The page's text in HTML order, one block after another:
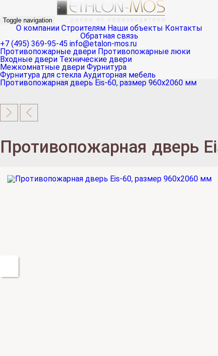
Toggle navigation
О компании Строителям Наши объекты Контакты
Обратная связь
+7 (495) 369-95-45 info@etalon-mos.ru
Противопожарные двери Противопожарные люки
Входные двери Технические двери
Межкомнатные двери Фурнитура
Фурнитура для стекла Аудиторная мебель
Противопожарная дверь Eis-60, размер 960х2060 мм
Противопожарная дверь